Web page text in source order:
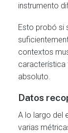
instrumento
Esto probó si
contextos
característica
absoluto.
Datos
A lo largo del
varias